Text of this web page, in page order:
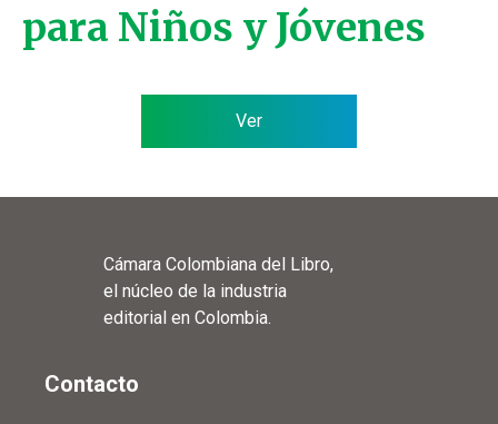
para Niños y Jóvenes
Ver
Cámara Colombiana del Libro,
el núcleo de la industria
editorial en Colombia.
Contacto